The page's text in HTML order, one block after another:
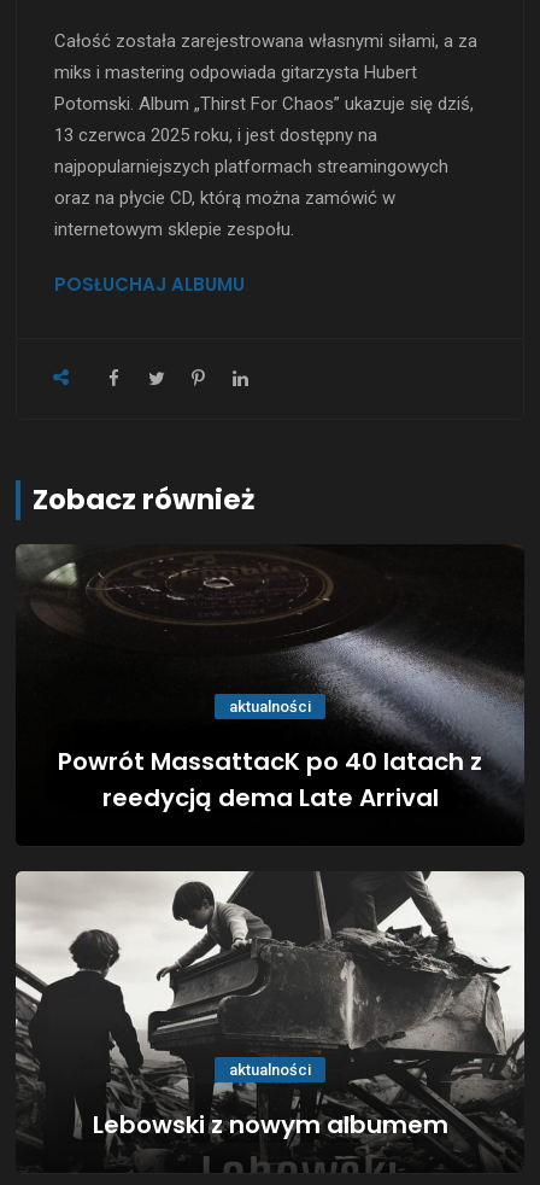
Całość została zarejestrowana własnymi siłami, a za
miks i mastering odpowiada gitarzysta Hubert
Potomski. Album „Thirst For Chaos” ukazuje się dziś,
13 czerwca 2025 roku, i jest dostępny na
najpopularniejszych platformach streamingowych
oraz na płycie CD, którą można zamówić w
internetowym sklepie zespołu.
POSŁUCHAJ ALBUMU
Zobacz również
aktualności
Powrót MassattacK po 40 latach z
reedycją dema Late Arrival
aktualności
Lebowski z nowym albumem